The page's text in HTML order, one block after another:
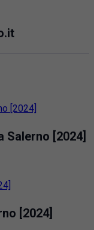
Salerno [2024]
[2024]